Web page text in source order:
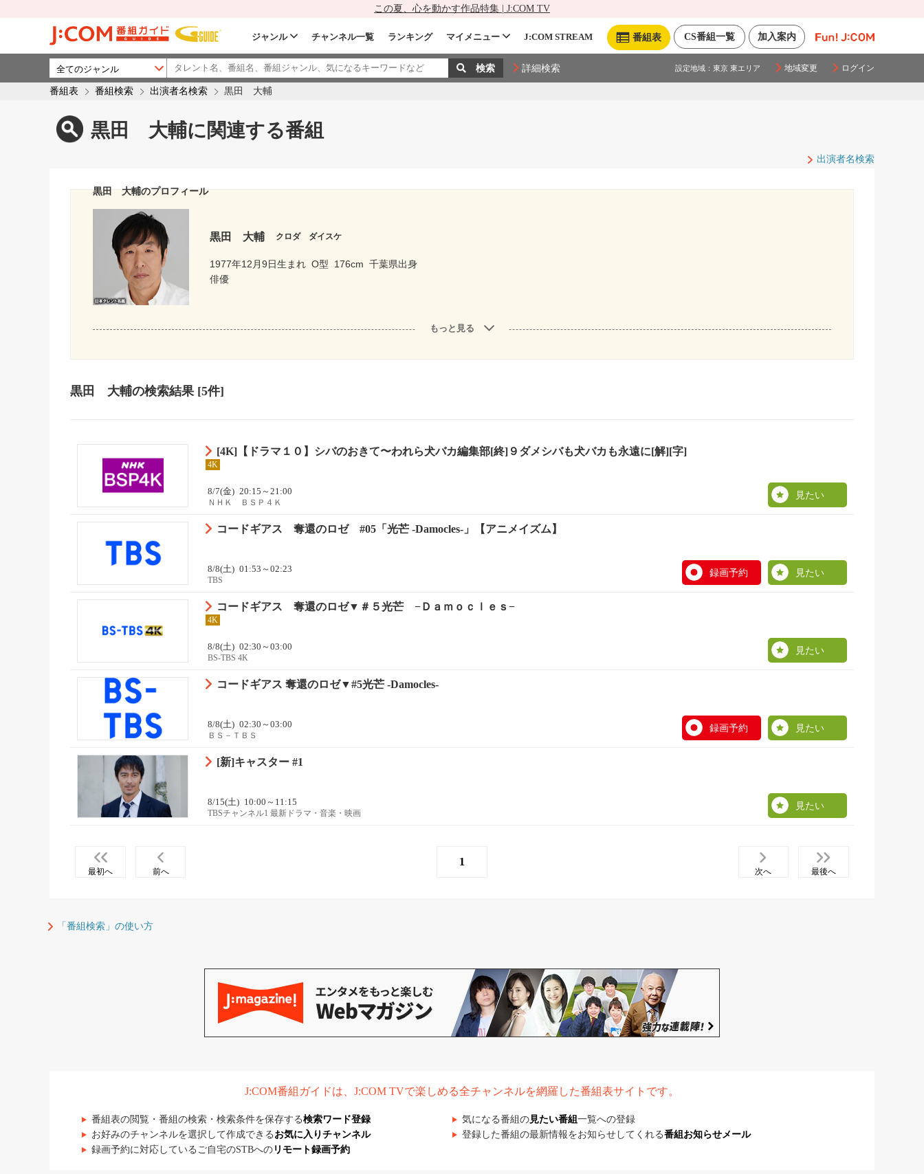
この夏、心を動かす作品特集 | J:COM TV
加入案内
CS番組一覧
番組表
ジャンル チャンネル一覧 ランキング マイメニュー J:COM STREAM
詳細検索 設定地域： 東京 東エリア 地域変更 ログイン
番組表 番組検索 出演者名検索 黒田 大輔
黒田 大輔に関連する番組
出演者名検索
黒田 大輔のプロフィール
黒田 大輔 クロダ ダイスケ
1977年12月9日生まれ O型 176cm 千葉県出身
俳優
もっと見る
黒田 大輔の検索結果 [5件]
[4K]【ドラマ１０】シバのおきて〜われら犬バカ編集部[終]９ダメシバも犬バカも永遠に[解][字]
4K
8/7(金) 20:15～21:00
ＮＨＫ ＢＳＰ４Ｋ
見たい
コードギアス 奪還のロゼ #05「光芒 -Damocles-」【アニメイズム】
8/8(土) 01:53～02:23
TBS
録画予約 見たい
コードギアス 奪還のロゼ▼＃５光芒 −Ｄａｍｏｃｌｅｓ−
4K
8/8(土) 02:30～03:00
BS-TBS 4K
見たい
コードギアス 奪還のロゼ▼#5光芒 -Damocles-
8/8(土) 02:30～03:00
ＢＳ－ＴＢＳ
録画予約 見たい
[新]キャスター #1
8/15(土) 10:00～11:15
TBSチャンネル1 最新ドラマ・音楽・映画
見たい
最初へ 前へ
1
次へ 最後へ
「番組検索」の使い方
J:COM番組ガイドは、J:COM TVで楽しめる全チャンネルを網羅した番組表サイトです。
番組表の閲覧・番組の検索・検索条件を保存する検索ワード登録 気になる番組の見たい番組 一覧への登録
お好みのチャンネルを選択して作成できる お気に入りチャンネル 登録した番組の最新情報をお知らせしてくれる番組お知らせメール
録画予約に対応しているご自宅のSTBへの リモート録画予約